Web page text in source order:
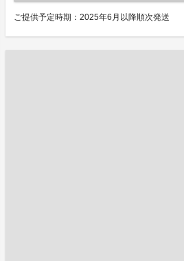
ご提供予定時期：2025年6月以降順次発送